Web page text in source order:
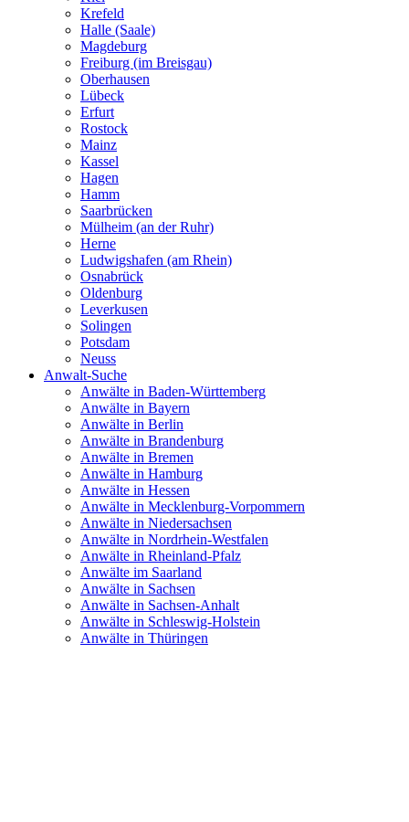
Krefeld
Halle (Saale)
Magdeburg
Freiburg (im Breisgau)
Oberhausen
Lübeck
Erfurt
Rostock
Mainz
Kassel
Hagen
Hamm
Saarbrücken
Mülheim (an der Ruhr)
Herne
Ludwigshafen (am Rhein)
Osnabrück
Oldenburg
Leverkusen
Solingen
Potsdam
Neuss
Anwalt-Suche
Anwälte in Baden-Württemberg
Anwälte in Bayern
Anwälte in Berlin
Anwälte in Brandenburg
Anwälte in Bremen
Anwälte in Hamburg
Anwälte in Hessen
Anwälte in Mecklenburg-Vorpommern
Anwälte in Niedersachsen
Anwälte in Nordrhein-Westfalen
Anwälte in Rheinland-Pfalz
Anwälte im Saarland
Anwälte in Sachsen
Anwälte in Sachsen-Anhalt
Anwälte in Schleswig-Holstein
Anwälte in Thüringen